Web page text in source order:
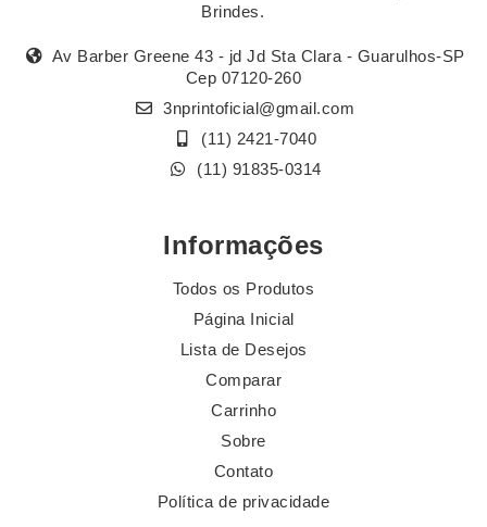
Brindes.
Av Barber Greene 43 - jd Jd Sta Clara - Guarulhos-SP
Cep 07120-260
3nprintoficial@gmail.com
(11) 2421-7040
(11) 91835-0314
Informações
Todos os Produtos
Página Inicial
Lista de Desejos
Comparar
Carrinho
Sobre
Contato
Política de privacidade